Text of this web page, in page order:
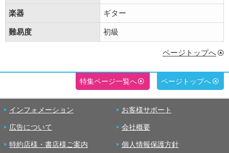
楽器 ギター
難易度 初級
ページトップへ
特集ページ一覧へ ページトップへ
インフォメーション お客様サポート
広告について 会社概要
特約店様・書店様ご案内 個人情報保護方針